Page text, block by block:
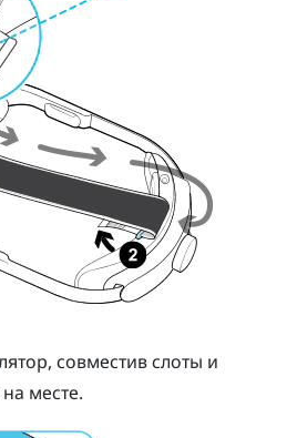
совместив слоты и
месте.